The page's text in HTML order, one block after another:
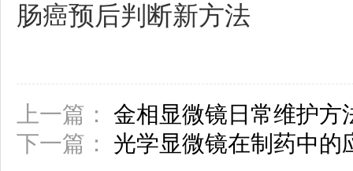
肠癌预后判断新方法
上一篇： 金相显微镜日常维护方
下一篇： 光学显微镜在制药中的